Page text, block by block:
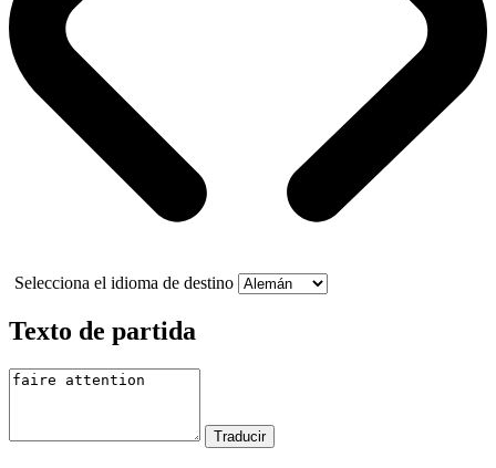
Selecciona el idioma de destino
Texto de partida